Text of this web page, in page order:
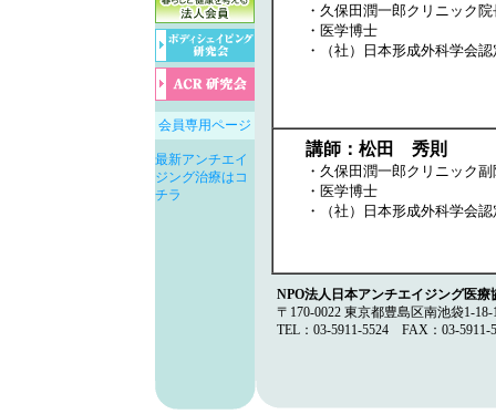
会員専用ページ
最新アンチエイ
ジング治療はコ
チラ
・久保田潤一郎クリニック院
・医学博士
・（社）日本形成外科学会
講師：松田 秀則
・久保田潤一郎クリニック
・医学博士
・（社）日本形成外科学会
NPO法人日本アンチエイジング医
〒170-0022 東京都豊島区南池袋1-
TEL：03-5911-5524 FAX：03-5911-